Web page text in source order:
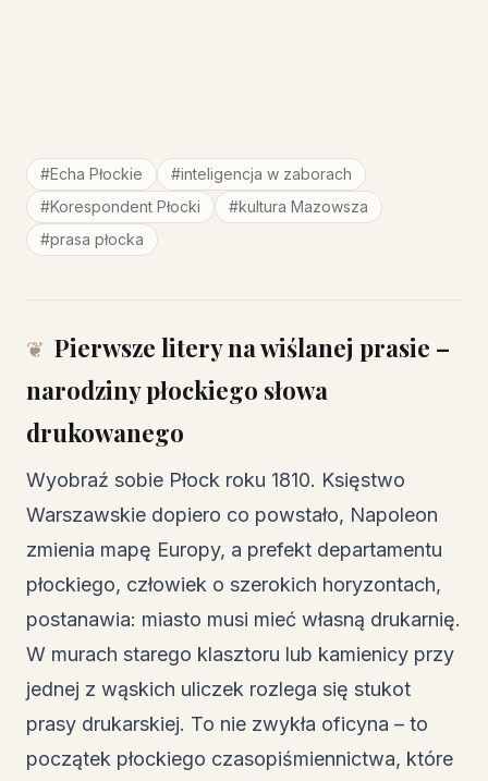
#Echa Płockie #inteligencja w zaborach
#Korespondent Płocki #kultura Mazowsza
#prasa płocka
Pierwsze litery na wiślanej prasie –
narodziny płockiego słowa
drukowanego
Wyobraź sobie Płock roku 1810. Księstwo
Warszawskie dopiero co powstało, Napoleon
zmienia mapę Europy, a prefekt departamentu
płockiego, człowiek o szerokich horyzontach,
postanawia: miasto musi mieć własną drukarnię.
W murach starego klasztoru lub kamienicy przy
jednej z wąskich uliczek rozlega się stukot
prasy drukarskiej. To nie zwykła oficyna – to
początek płockiego czasopiśmiennictwa, które